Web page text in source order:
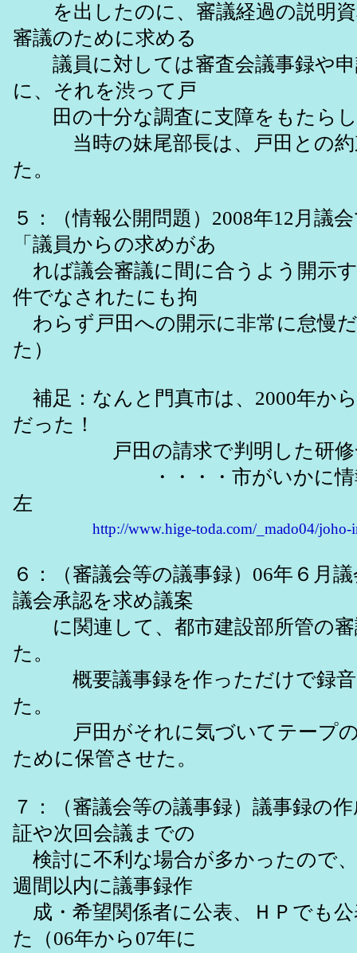
を出したのに、審議経過の説明資
審議のために求める
議員に対しては審査会議事録や申
に、それを渋って戸
田の十分な調査に支障をもたら
当時の妹尾部長は、戸田との約
た。
５：（情報公開問題）2008年12月議
「議員からの求めがあ
れば議会審議に間に合うよう開示
件でなされたにも拘
わらず戸田への開示に非常に怠慢
た）
補足：なんと門真市は、2000年か
だった！
戸田の請求で判明した研修
・・・・市がいかに情報公
左
http://www.hige-toda.com/_mado04/
６：（審議会等の議事録）06年６月
議会承認を求め議案
に関連して、都市建設部所管の審
た。
概要議事録を作っただけで録音
た。
戸田がそれに気づいてテープの
ために保管させた。
７：（審議会等の議事録）議事録の
証や次回会議までの
検討に不利な場合が多かったので
週間以内に議事録作
成・希望関係者に公表、ＨＰでも
た（06年から07年に